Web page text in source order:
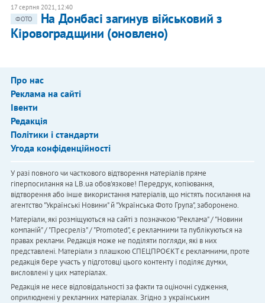
17 серпня 2021, 12:40
ФОТО
На Донбасі загинув військовий з
Кіровоградщини (оновлено)
Про нас
Реклама на сайті
Івенти
Редакція
Політики і стандарти
Угода конфіденційності
У разі повного чи часткового відтворення матеріалів пряме
гіперпосилання на LB.ua обов'язкове! Передрук, копіювання,
відтворення або інше використання матеріалів, що містять посилання на
агентство "Українськi Новини" й "Українська Фото Група", заборонено.
Матеріали, які розміщуються на сайті з позначкою "Реклама" / "Новини
компаній" / "Пресреліз" / "Promoted", є рекламними та публікуються на
правах реклами. Редакція може не поділяти погляди, які в них
представлені. Матеріали з плашкою СПЕЦПРОЄКТ є рекламними, проте
редакція бере участь у підготовці цього контенту і поділяє думки,
висловлені у цих матеріалах.
Редакція не несе відповідальності за факти та оціночні судження,
оприлюднені у рекламних матеріалах. Згідно з українським